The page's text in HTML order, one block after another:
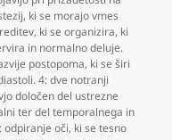
, ki se morajo vmes
, ki se organizira, ki
in normalno deluje.
postopoma, ki se širi
4: dve notranji
določen del ustrezne
ter del temporalnega in
odpiranje oči, ki se tesno